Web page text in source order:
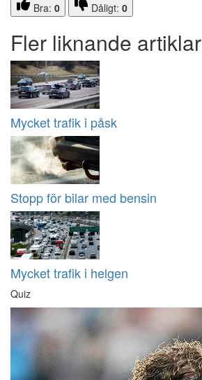
Bra: 0 Dåligt: 0
Fler liknande artiklar
Mycket trafik i påsk
Stopp för bilar med bensin
Mycket trafik i helgen
Quiz